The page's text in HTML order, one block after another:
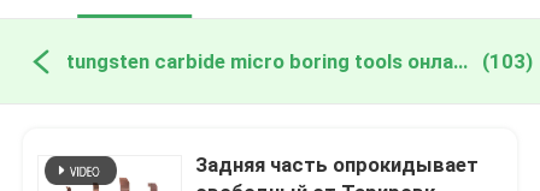
tungsten carbide micro boring tools онлайн производство (103)
Задняя часть опрокидывает